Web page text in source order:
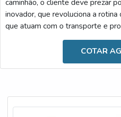
caminhão, o cliente deve prezar
inovador, que revoluciona a
que atuam com o transporte e
descarga. Desenvolvido com
é resistente e versátil, podendo
manuseado.Diante dessas
COTAR